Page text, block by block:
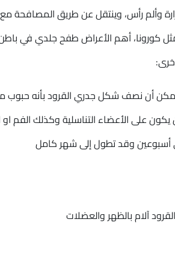
وألم رأس، وينتقل عن طريق المصافحة
كورونا، أهم الأعراض طفح جلدي في
أن نصف شكل جدري القرود بأنه حبوب
على الأعضاء التناسلية وكذلك الفم
آلام بالظهر والعضلات